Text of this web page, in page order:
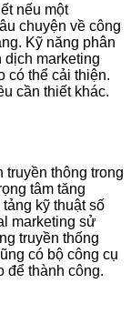
nếu một
chuyện về công
Kỹ năng phân
marketing
có thể cải thiện.
cần thiết khác.
thông trong
tâm tăng
kỹ thuật số
marketing sử
truyền thống
có bộ công cụ
để thành công.